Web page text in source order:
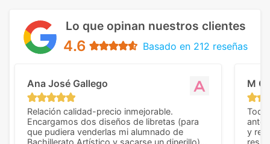
Lo que opinan nuestros clientes
4.6 Basado en 212 reseñas
Ana José Gallego
Relación calidad-precio inmejorable.
Encargamos dos diseños de libretas (para
que pudiera venderlas mi alumnado de
Bachillerato Artístico y sacarse un dinerillo) y
M C
Todo
y